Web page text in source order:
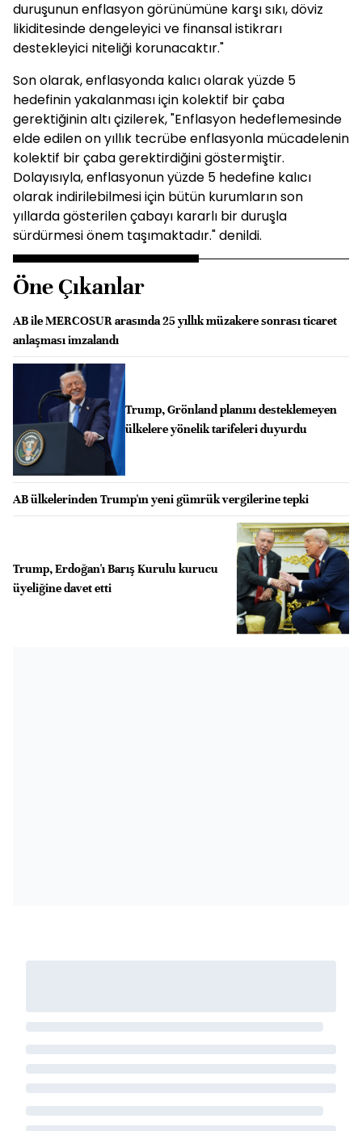
duruşunun enflasyon görünümüne karşı sıkı, döviz
likiditesinde dengeleyici ve finansal istikrarı
destekleyici niteliği korunacaktır."
Son olarak, enflasyonda kalıcı olarak yüzde 5
hedefinin yakalanması için kolektif bir çaba
gerektiğinin altı çizilerek, "Enflasyon hedeflemesinde
elde edilen on yıllık tecrübe enflasyonla mücadelenin
kolektif bir çaba gerektirdiğini göstermiştir.
Dolayısıyla, enflasyonun yüzde 5 hedefine kalıcı
olarak indirilebilmesi için bütün kurumların son
yıllarda gösterilen çabayı kararlı bir duruşla
sürdürmesi önem taşımaktadır." denildi.
Öne Çıkanlar
AB ile MERCOSUR arasında 25 yıllık müzakere sonrası ticaret
anlaşması imzalandı
Trump, Grönland planını desteklemeyen
ülkelere yönelik tarifeleri duyurdu
AB ülkelerinden Trump'ın yeni gümrük vergilerine tepki
Trump, Erdoğan'ı Barış Kurulu kurucu
üyeliğine davet etti